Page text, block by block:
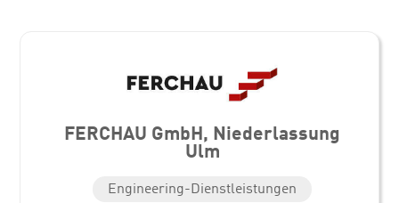
FERCHAU GmbH, Niederlassung
Ulm
Engineering-Dienstleistungen